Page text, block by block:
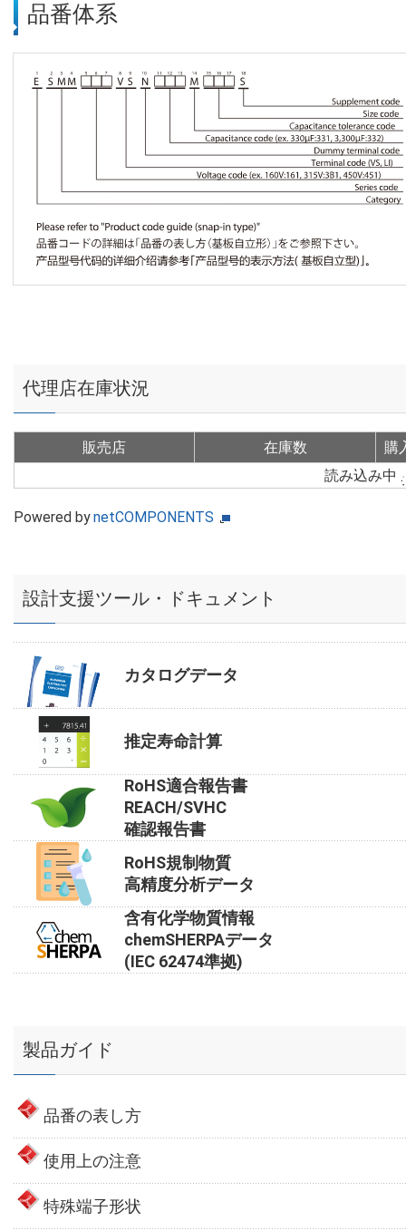
品番体系
代理店在庫状況
販売店 在庫数
購
読み込み中
Powered bynetCOMPONENTS
設計支援ツール・ドキュメント
カタログデータ
推定寿命計算
RoHS適合報告書
REACH/SVHC
確認報告書
RoHS規制物質
高精度分析データ
含有化学物質情報
chemSHERPAデータ
(IEC 62474準拠)
製品ガイド
品番の表し方
使用上の注意
特殊端子形状